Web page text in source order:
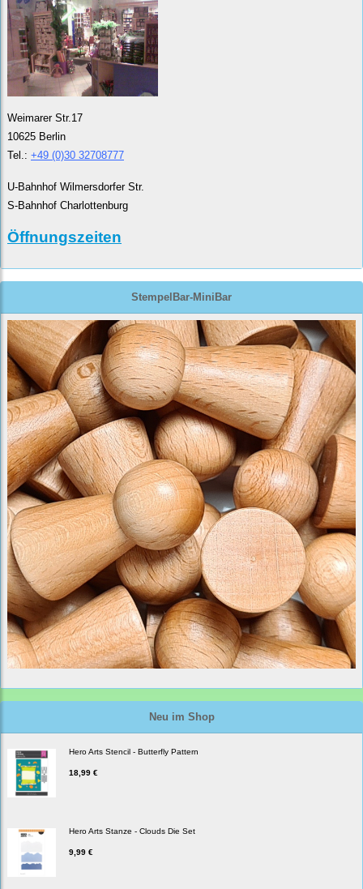
Weimarer Str.17
10625 Berlin
Tel.: +49 (0)30 32708777
U-Bahnhof Wilmersdorfer Str.
S-Bahnhof Charlottenburg
Öffnungszeiten
StempelBar-MiniBar
Neu im Shop
Hero Arts Stencil - Butterfly Pattern
18,99 €
Hero Arts Stanze - Clouds Die Set
9,99 €